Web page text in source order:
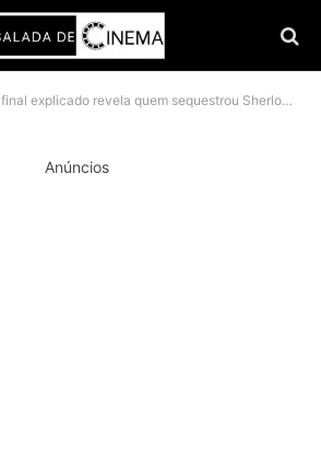
revela quem sequestrou Sherlock e quem é Adeline Rathe
Anúncios